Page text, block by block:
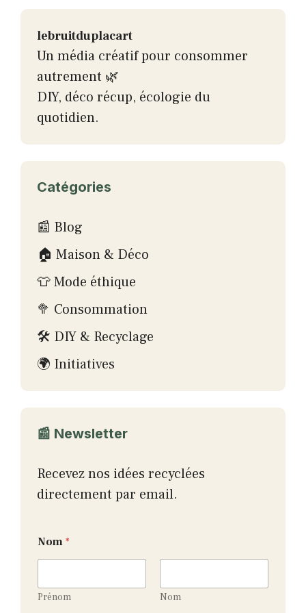
lebruitduplacart
Un média créatif pour consommer
autrement 🌿
DIY, déco récup, écologie du
quotidien.
Catégories
📰 Blog
🏠 Maison & Déco
👕 Mode éthique
🥦 Consommation
🛠 DIY & Recyclage
🌍 Initiatives
📰 Newsletter
Recevez nos idées recyclées
directement par email.
m
a
l
*
Nom *
Prénom Nom